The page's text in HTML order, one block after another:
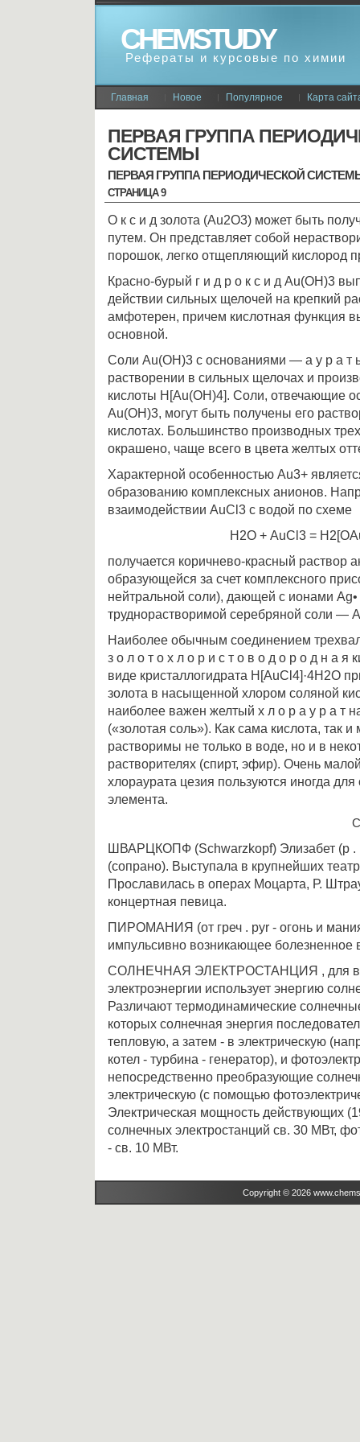
CHEMSTUDY
Рефераты и курсовые по химии
Главная Новое Популярное Карта
ПЕРВАЯ ГРУППА
СИСТЕМЫ
ПЕРВАЯ ГРУППА ПЕРИОДИЧЕСКОЙ
СТРАНИЦА 9
О к с и д золота (Аu2О3) может быть
путем. Он представляет собой
порошок, легко отщепляющий кислород
Красно-бурый г и д р о к с и д Au(ОН)3
действии сильных щелочей на крепкий
амфотерен, причем кислотная функция
основной.
Соли Au(ОН)3 с основаниями — а у р а т
растворении в сильных щелочах и
кислоты Н[Аu(ОН)4]. Соли, отвечающие
Аu(ОH)3, могут быть получены его
кислотах. Большинство производных
окрашено, чаще всего в цвета желтых
Характерной особенностью Аu3+
образованию комплексных анионов.
взаимодействии АuСl3 с водой по схеме
Н2О + АuСl3 =
получается коричнево-красный раствор
образующейся за счет комплексного
нейтральной соли), дающей с ионами
труднорастворимой серебряной соли —
Наиболее обычным соединением
з о л о т о х л о р и с т о в о д о р о д н а
виде кристаллогидрата Н[АuСl4]·4Н2O
золота в насыщенной хлором соляной
наиболее важен желтый х л о р а у р а т
(«золотая соль»). Как сама кислота, так
растворимы не только в воде, но и в
растворителях (спирт, эфир). Очень
хлораурата цезия пользуются иногда для
элемента.
ШВАРЦКОПФ (Schwarzkopf) Элизабет (р .
(сопрано). Выступала в крупнейших
Прославилась в операх Моцарта, Р.
концертная певица.
ПИРОМАНИЯ (от греч . pyr - огонь и
импульсивно возникающее болезненное
СОЛНЕЧНАЯ ЭЛЕКТРОСТАНЦИЯ , для
электроэнергии использует энергию
Различают термодинамические
которых солнечная энергия
тепловую, а затем - в электрическую
котел - турбина - генератор), и
непосредственно преобразующие
электрическую (с помощью
Электрическая мощность действующих
солнечных электростанций св. 30 МВт,
- св. 10 МВт.
Copyright © 2026